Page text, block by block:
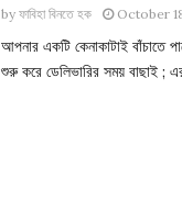
byফাবিহা বিনতে হক October
আপনার একটি কেনাকাটাই বাঁচাতে
শুরু করে ডেলিভারির সময় বাছাই ;